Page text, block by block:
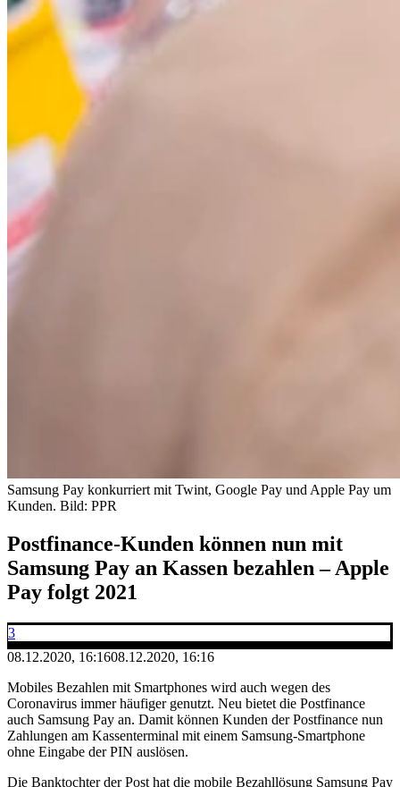
Samsung Pay konkurriert mit Twint, Google Pay und Apple Pay um
Kunden. Bild: PPR
Postfinance-Kunden können nun mit
Samsung Pay an Kassen bezahlen – Apple
Pay folgt 2021
3
08.12.2020, 16:1608.12.2020, 16:16
Mobiles Bezahlen mit Smartphones wird auch wegen des
Coronavirus immer häufiger genutzt. Neu bietet die Postfinance
auch Samsung Pay an. Damit können Kunden der Postfinance nun
Zahlungen am Kassenterminal mit einem Samsung-Smartphone
ohne Eingabe der PIN auslösen.
Die Banktochter der Post hat die mobile Bezahllösung Samsung Pay